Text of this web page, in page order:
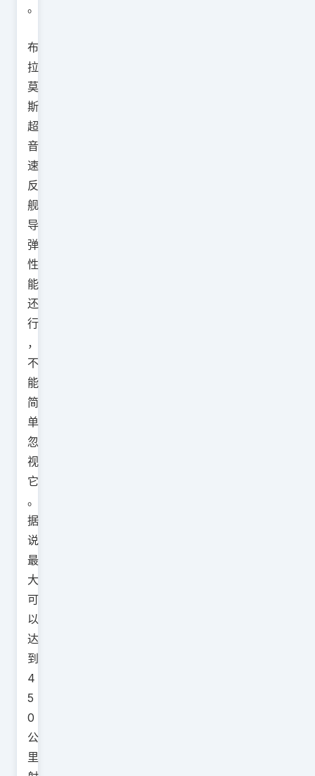
。
布
拉
莫
斯
超
音
速
反
舰
导
弹
性
能
还
行
，
不
能
简
单
忽
视
它
。
据
说
最
大
可
以
达
到
4
5
0
公
里